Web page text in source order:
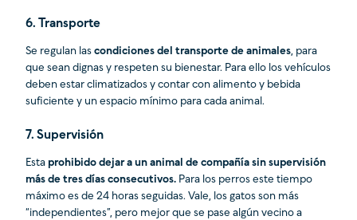
6. Transporte
Se regulan las condiciones del transporte de animales, para
que sean dignas y respeten su bienestar. Para ello los vehículos
deben estar climatizados y contar con alimento y bebida
suficiente y un espacio mínimo para cada animal.
7. Supervisión
Esta prohibido dejar a un animal de compañía sin supervisión
más de tres días consecutivos. Para los perros este tiempo
máximo es de 24 horas seguidas. Vale, los gatos son más
“independientes”, pero mejor que se pase algún vecino a